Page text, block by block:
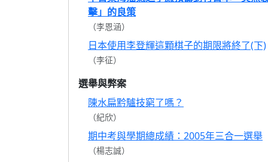
擊」的良策
（李恩涵）
日本使用李登輝這顆棋子的期限將終了(下)
（李征）
選舉與弊案
陳水扁黔驢技窮了嗎？
（紀欣）
期中考與學期總成績：2005年三合一選舉
（楊志誠）